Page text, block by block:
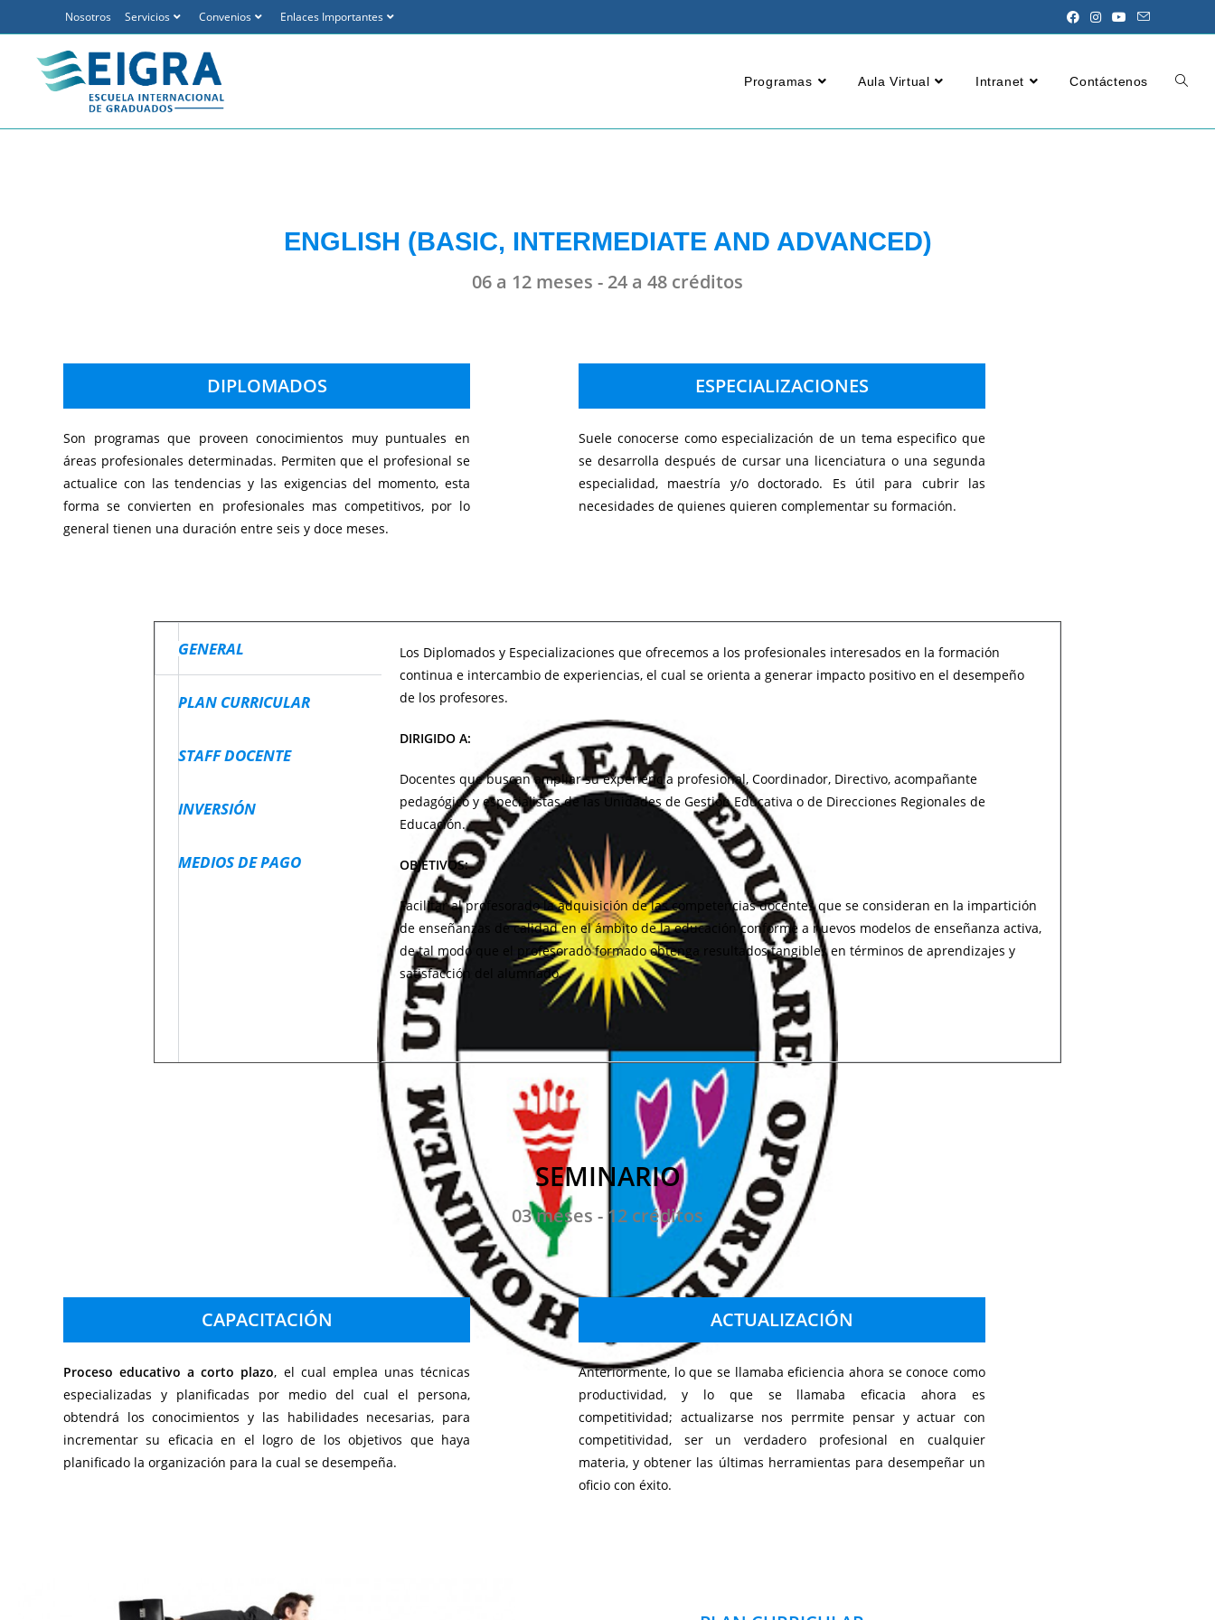
Nosotros Servicios Convenios Enlaces Importantes
Programas Aula Virtual Intranet Contáctenos
ENGLISH (BASIC, INTERMEDIATE AND ADVANCED)
06 a 12 meses - 24 a 48 créditos
DIPLOMADOS
Son programas que proveen conocimientos muy puntuales en
áreas profesionales determinadas. Permiten que el profesional se
actualice con las tendencias y las exigencias del momento, esta
forma se convierten en profesionales mas competitivos, por lo
general tienen una duración entre seis y doce meses.
ESPECIALIZACIONES
Suele conocerse como especialización de un tema especifico que
se desarrolla después de cursar una licenciatura o una segunda
especialidad, maestría y/o doctorado. Es útil para cubrir las
necesidades de quienes quieren complementar su formación.
GENERAL
PLAN CURRICULAR
STAFF DOCENTE
INVERSIÓN
MEDIOS DE PAGO
Los Diplomados y Especializaciones que ofrecemos a los profesionales interesados en la formación
continua e intercambio de experiencias, el cual se orienta a generar impacto positivo en el desempeño
de los profesores.
DIRIGIDO A:
Docentes que buscan ampliar su experiencia profesional, Coordinador, Directivo, acompañante
pedagógico y especialistas de las Unidades de Gestión Educativa o de Direcciones Regionales de
Educación.
OBJETIVOS:
Facilitar al profesorado la adquisición de las competencias docentes que se consideran en la impartición
de enseñanzas de calidad en el ámbito de la educación conforme a nuevos modelos de enseñanza activa,
de tal modo que el profesorado formado obtenga resultados tangibles en términos de aprendizajes y
satisfacción del alumnado.
SEMINARIO
03 meses - 12 créditos
CAPACITACIÓN
Proceso educativo a corto plazo, el cual emplea unas técnicas
especializadas y planificadas por medio del cual el persona,
obtendrá los conocimientos y las habilidades necesarias, para
incrementar su eficacia en el logro de los objetivos que haya
planificado la organización para la cual se desempeña.
ACTUALIZACIÓN
Anteriormente, lo que se llamaba eficiencia ahora se conoce como
productividad, y lo que se llamaba eficacia ahora es
competitividad; actualizarse nos perrmite pensar y actuar con
competitividad, ser un verdadero profesional en cualquier
materia, y obtener las últimas herramientas para desempeñar un
oficio con éxito.